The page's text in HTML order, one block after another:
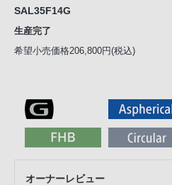
SAL35F14G
生産完了
希望小売価格206,800円(税込)
オーナーレビュー